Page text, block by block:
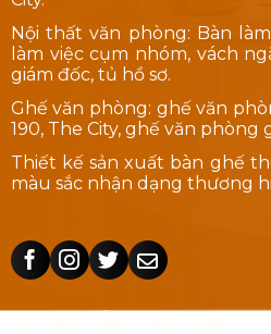
Nội thất văn phòng: Bàn làm
làm việc cụm nhóm, vách
giám đốc, tủ hồ sơ.
Ghế văn phòng: ghế văn
190, The City, ghế văn phòng
Thiết kế sản xuất bàn ghế
màu sắc nhận dạng thương